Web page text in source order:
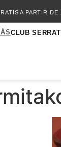
A PARTIR DE
CLUB